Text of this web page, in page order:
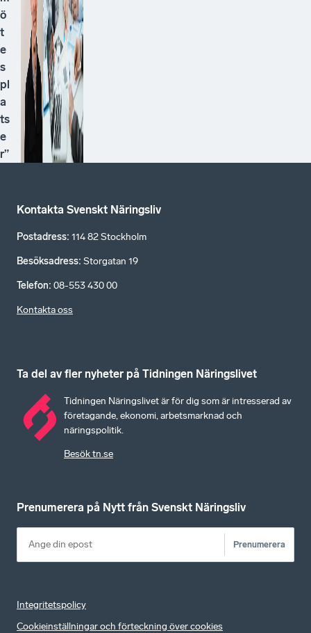
ö
t
e
s
pl
a
ts
e
r”
Kontakta Svenskt Näringsliv
Postadress: 114 82 Stockholm
Besöksadress: Storgatan 19
Telefon: 08-553 430 00
Kontakta oss
Ta del av fler nyheter på Tidningen Näringslivet
Tidningen Näringslivet är för dig som är intresserad av
företagande, ekonomi, arbetsmarknad och
näringspolitik.
Besök tn.se
Prenumerera på Nytt från Svenskt Näringsliv
Prenumerera
Integritetspolicy
Cookieinställningar och förteckning över cookies